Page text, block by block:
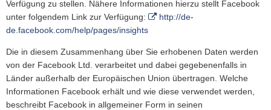
Verfügung zu stellen. Nähere Informationen hierzu stellt Facebook
unter folgendem Link zur Verfügung:
http://de-
de.facebook.com/help/pages/insights
Die in diesem Zusammenhang über Sie erhobenen Daten werden
von der Facebook Ltd. verarbeitet und dabei gegebenenfalls in
Länder außerhalb der Europäischen Union übertragen. Welche
Informationen Facebook erhält und wie diese verwendet werden,
beschreibt Facebook in allgemeiner Form in seinen